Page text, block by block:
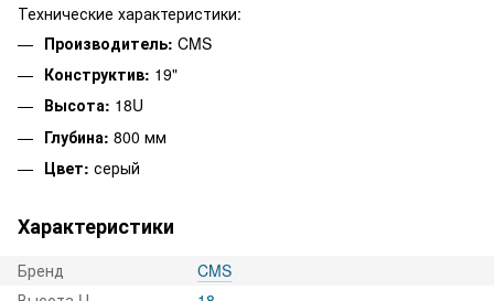
Технические характеристики:
Производитель: CMS
Конструктив: 19"
Высота: 18U
Глубина: 800 мм
Цвет: серый
Характеристики
Бренд
CMS